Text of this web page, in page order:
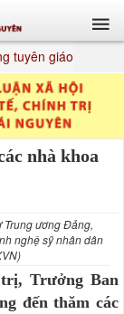
tuyên giáo
nhà khoa
Trung ương Đảng,
nghệ sỹ nhân dân
Trưởng Ban
đến thăm các